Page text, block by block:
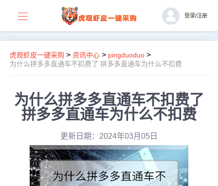
登录/注册
虎观虾皮一键采购 > 资讯中心 > pingduoduo >
为什么拼多多直通车不扣费了 拼多多直通车为什么不扣费
为什么拼多多直通车不扣费了
拼多多直通车为什么不扣费
更新日期：2024年03月05日